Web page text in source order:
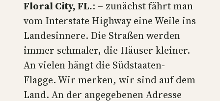
Floral City, FL.: – zunächst fährt man
vom Interstate Highway eine Weile ins
Landesinnere. Die Straßen werden
immer schmaler, die Häuser kleiner.
An vielen hängt die Südstaaten-
Flagge. Wir merken, wir sind auf dem
Land. An der angegebenen Adresse